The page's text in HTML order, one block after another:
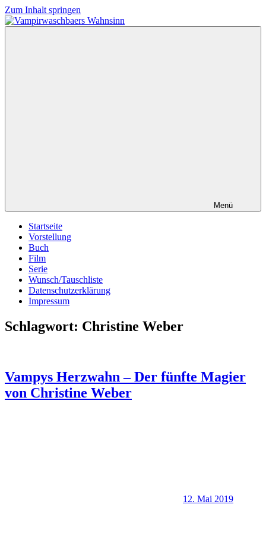
Zum Inhalt springen
Menü
Startseite
Vorstellung
Buch
Film
Serie
Wunsch/Tauschliste
Datenschutzerklärung
Impressum
Schlagwort: Christine Weber
Vampys Herzwahn – Der fünfte Magier
von Christine Weber
12. Mai 2019